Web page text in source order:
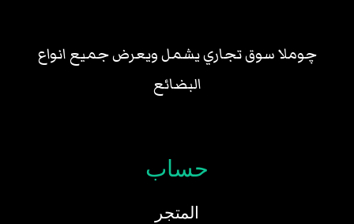
چوملا سوق تجاري يشمل ويعرض جميع انواع
البضائع
حساب
المتجر